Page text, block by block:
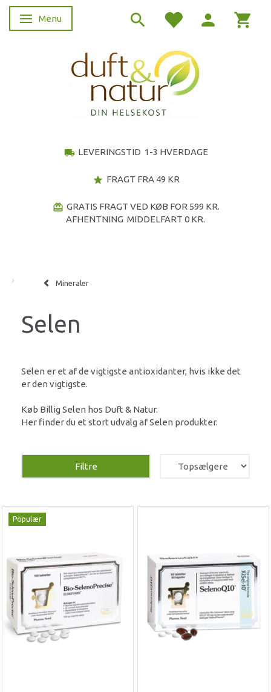
Skifte navigation
Menu
local_shipping LEVERINGSTID 1-3 HVERDAGE
star FRAGT FRA 49 KR
redeem GRATIS FRAGT VED KØB FOR 599 KR.
AFHENTNING MIDDELFART 0 KR.
Mineraler
Selen
Selen er et af de vigtigste antioxidanter, hvis ikke det
er den vigtigste.
Køb Billig Selen hos Duft & Natur.
Her finder du et stort udvalg af Selen produkter.
Filtre
Populær